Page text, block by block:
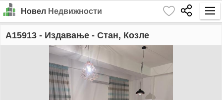
Новел Недвижности
Почетна
Издавање
A15913 - Издавање - Стан, Козле